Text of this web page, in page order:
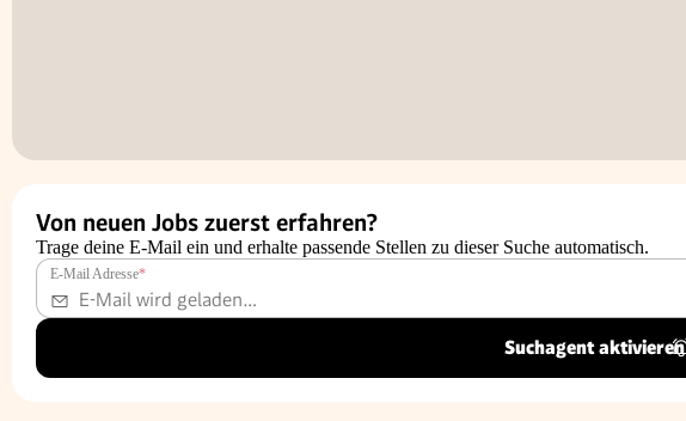
Von neuen Jobs zuerst erfahren?
Trage deine E-Mail ein und erhalte passende Stellen zu dieser Suche automatisch.
E-Mail Adresse*
Suchagent aktivieren